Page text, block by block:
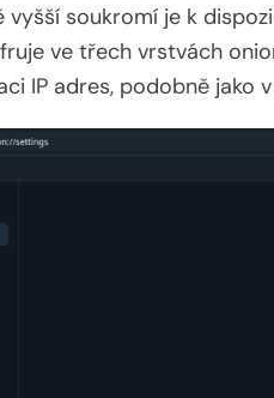
vyšší soukromí je k
ve třech vrstvách
IP adres, podobně jako